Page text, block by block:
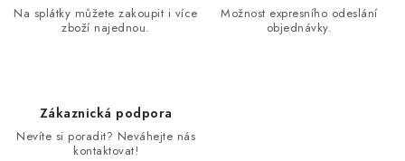
Na splátky můžete zakoupit i více
zboží najednou.
Možnost expresního odeslání
objednávky.
Zákaznická podpora
Nevíte si poradit? Neváhejte nás
kontaktovat!